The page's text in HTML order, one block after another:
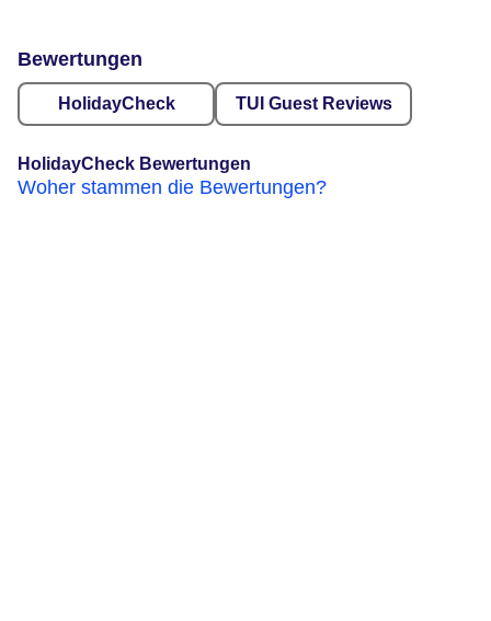
Bewertungen
HolidayCheck TUI Guest Reviews
HolidayCheck Bewertungen
Woher stammen die Bewertungen?